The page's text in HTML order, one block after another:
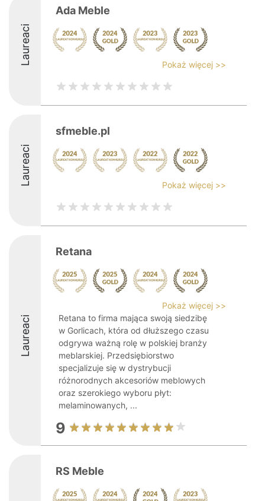
Laureaci
Ada Meble
Pokaż więcej >>
Laureaci
sfmeble.pl
Pokaż więcej >>
Laureaci
Retana
Pokaż więcej >>
Retana to firma mająca swoją siedzibę
w Gorlicach, która od dłuższego czasu
odgrywa ważną rolę w polskiej branży
meblarskiej. Przedsiębiorstwo
specjalizuje się w dystrybucji
różnorodnych akcesoriów meblowych
oraz szerokiego wyboru płyt:
melaminowanych, ...
9
RS Meble